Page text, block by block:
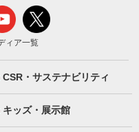
ィア一覧
CSR・サステナビリティ
キッズ・展示館